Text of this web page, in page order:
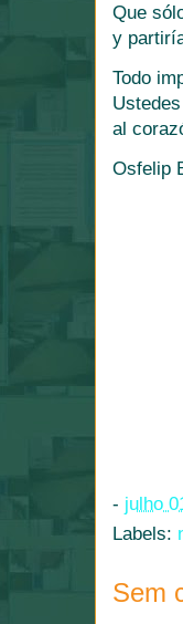
Que
y
Todo
al
Osfelip
- julho
Labels:
Sem